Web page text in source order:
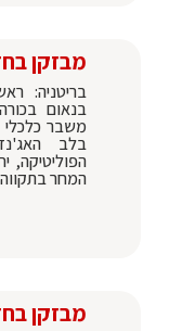
מבזקן
בריטניה:
בנאום
משבר כלכלי
בלב
הפוליטיקה,
המחר
מבזקן